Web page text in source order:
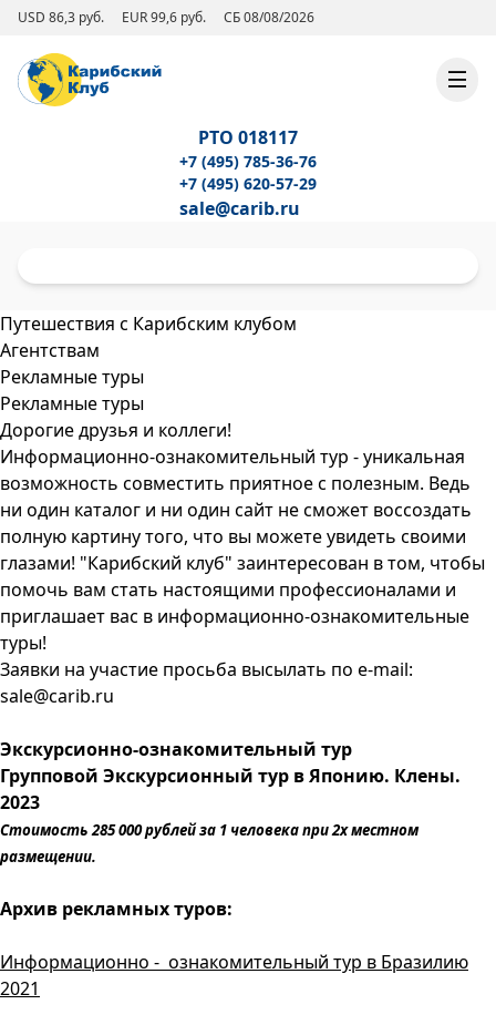
USD 86,3 руб. EUR 99,6 руб. СБ 08/08/2026
РТО 018117
+7 (495) 785-36-76
+7 (495) 620-57-29
sale@carib.ru
Путешествия с Карибским клубом
Агентствам
Рекламные туры
Рекламные туры
Дорогие друзья и коллеги!
Информационно-ознакомительный тур - уникальная
возможность совместить приятное с полезным. Ведь
ни один каталог и ни один сайт не сможет воссоздать
полную картину того, что вы можете увидеть своими
глазами! "Карибский клуб" заинтересован в том, чтобы
помочь вам стать настоящими профессионалами и
приглашает вас в информационно-ознакомительные
туры!
Заявки на участие просьба высылать по e-mail:
sale@carib.ru
Экскурсионно-ознакомительный тур
Групповой Экскурсионный тур в Японию. Клены.
2023
Стоимость 285 000 рублей за 1 человека при 2х местном
размещении.
Архив рекламных туров:
Информационно - ознакомительный тур в Бразилию
2021